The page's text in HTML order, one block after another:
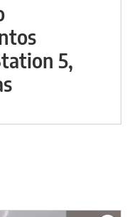
5,